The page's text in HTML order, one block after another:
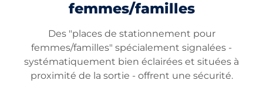
femmes/familles
Des "places de stationnement pour
femmes/familles" spécialement signalées -
systématiquement bien éclairées et situées à
proximité de la sortie - offrent une sécurité.